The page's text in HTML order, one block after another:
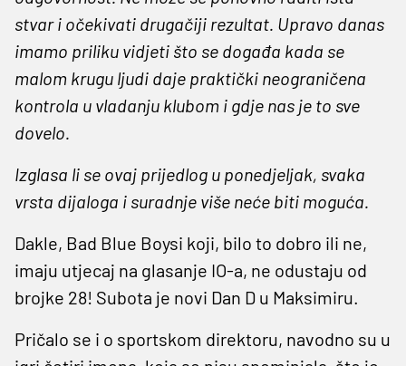
stvar i očekivati drugačiji rezultat. Upravo danas
imamo priliku vidjeti što se događa kada se
malom krugu ljudi daje praktički neograničena
kontrola u vladanju klubom i gdje nas je to sve
dovelo.
Izglasa li se ovaj prijedlog u ponedjeljak, svaka
vrsta dijaloga i suradnje više neće biti moguća.
Dakle, Bad Blue Boysi koji, bilo to dobro ili ne,
imaju utjecaj na glasanje IO-a, ne odustaju od
brojke 28! Subota je novi Dan D u Maksimiru.
Pričalo se i o sportskom direktoru, navodno su u